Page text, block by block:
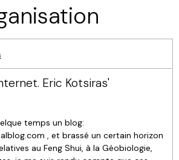
Eric Kotsiras'
temps un blog:
, et brassé un certain horizon
au Feng Shui, à la Géobiologie,